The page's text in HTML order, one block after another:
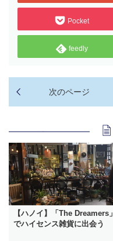
Pocket
feedly
【ハノイ】「The Dreamers」
でハイセンス雑貨に出会う